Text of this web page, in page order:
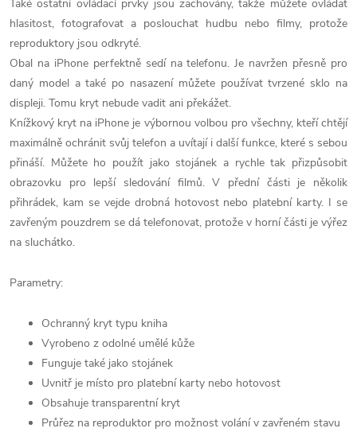
Také ostatní ovládací prvky jsou zachovány, takže můžete ovládat
hlasitost, fotografovat a poslouchat hudbu nebo filmy, protože
reproduktory jsou odkryté.
Obal na iPhone perfektně sedí na telefonu. Je navržen přesně pro
daný model a také po nasazení můžete používat tvrzené sklo na
displeji. Tomu kryt nebude vadit ani překážet.
Knížkový kryt na iPhone je výbornou volbou pro všechny, kteří chtějí
maximálně ochránit svůj telefon a uvítají i další funkce, které s sebou
přináší. Můžete ho použít jako stojánek a rychle tak přizpůsobit
obrazovku pro lepší sledování filmů. V přední části je několik
přihrádek, kam se vejde drobná hotovost nebo platební karty. I se
zavřeným pouzdrem se dá telefonovat, protože v horní části je výřez
na sluchátko.
Parametry:
Ochranný kryt typu kniha
Vyrobeno z odolné umělé kůže
Funguje také jako stojánek
Uvnitř je místo pro platební karty nebo hotovost
Obsahuje transparentní kryt
Průřez na reproduktor pro možnost volání v zavřeném stavu